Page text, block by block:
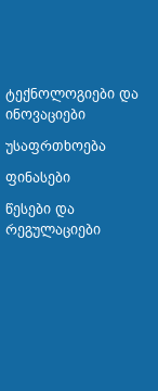
Ტექნოლოგიები Და
Ინოვაციები
Უსაფრთხოება
Ფინასები
Წესები Და
Რეგულაციები